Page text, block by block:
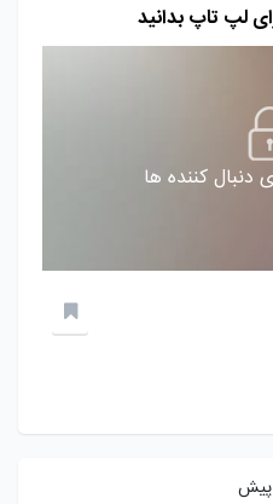
لپ تاپ بدانید
دنبال کننده ها